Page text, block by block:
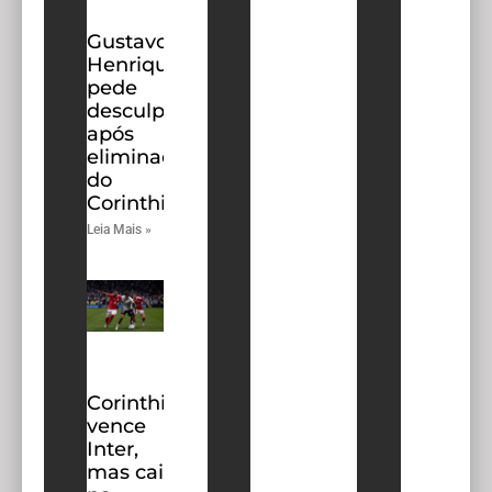
Gustavo
Henrique
pede
desculpas
após
eliminação
do
Corinthians
Leia Mais »
Corinthians
vence
Inter,
mas cai